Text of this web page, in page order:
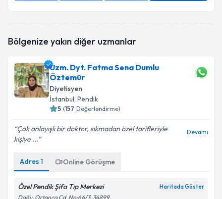
Bölgenize yakın diğer uzmanlar
Uzm. Dyt. Fatma Sena Dumlu
Öztemür
Diyetisyen
İstanbul, Pendik
5 (157 Değerlendirme)
Çok anlayışlı bir doktor, sıkmadan özel tarifleriyle
kişiye ...
Devamı
Adres 1 Online Görüşme
Özel Pendik Şifa Tıp Merkezi Haritada Göster
Doğu, Ortanca Cd. No:66/3, 34899